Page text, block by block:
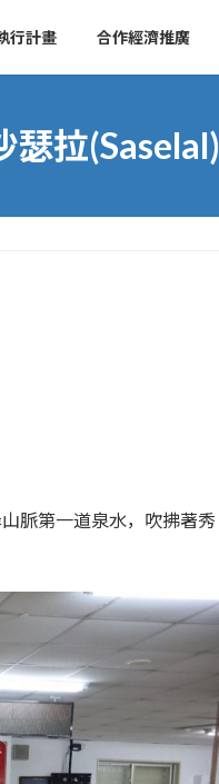
行計畫 合作經濟推廣
瑟拉(Saselal)
脈第一道泉水，吹拂著秀